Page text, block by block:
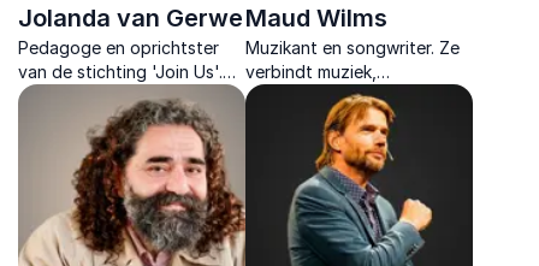
Jolanda van Gerwe
Pedagoge en oprichtster
van de stichting 'Join Us'.
Ze geeft lezingen over de
eenzaamheid van jongeren
en hoe we hun mentale
gezondheid kunnen
verbeteren.
Maud Wilms
Muzikant en songwriter. Ze
verbindt muziek,
persoonlijke verhalen en
inclusie in inspirerende
lezingen die raken en
aanzetten tot actie.